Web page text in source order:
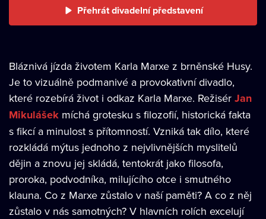
Přehrát divadelní představení
Bláznivá jízda životem Karla Marxe z brněnské Husy.
Je to vizuálně podmanivé a provokativní divadlo,
které rozebírá život i odkaz Karla Marxe. Režisér Jan
Mikulášek míchá grotesku s filozofií, historická fakta
s fikcí a minulost s přítomností. Vzniká tak dílo, které
rozkládá mýtus jednoho z nejvlivnějších myslitelů
dějin a znovu jej skládá, tentokrát jako filosofa,
proroka, podvodníka, milujícího otce i smutného
klauna. Co z Marxe zůstalo v naší paměti? A co z něj
zůstalo v nás samotných? V hlavních rolích excelují